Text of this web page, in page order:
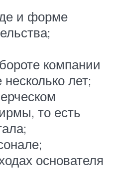
и форме
компании
лет;
то есть
основателя